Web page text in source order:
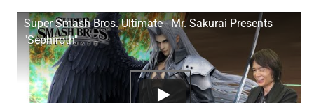
Super Smash Bros. Ultimate - Mr. Sakurai Presents
"Sephiroth"